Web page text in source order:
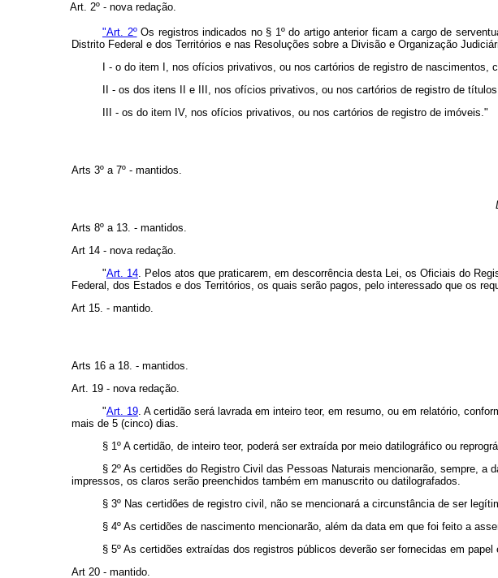
Art. 2º - nova redação.
"Art. 2ºOs registros indicados no § 1º do artigo anterior ficam a cargo de
Distrito Federal e dos Territórios e nas Resoluções sobre a Divisão e Organização
I - o do item I, nos ofícios privativos, ou nos cartórios de registro de nascimentos,
II - os dos itens II e III, nos ofícios privativos, ou nos cartórios de registro de
III - os do item IV, nos ofícios privativos, ou nos cartórios de registro de imóveis."
Arts 3º a 7º - mantidos.
Arts 8º a 13. - mantidos.
Art 14 - nova redação.
"Art. 14. Pelos atos que praticarem, em descorrência desta Lei, os Oficiais do
Federal, dos Estados e dos Territórios, os quais serão pagos, pelo interessado que os
Art 15. - mantido.
Arts 16 a 18. - mantidos.
Art. 19 - nova redação.
"Art. 19. A certidão será lavrada em inteiro teor, em resumo, ou em relatório,
mais de 5 (cinco) dias.
§ 1º A certidão, de inteiro teor, poderá ser extraída por meio datilográfico ou
§ 2º As certidões do Registro Civil das Pessoas Naturais mencionarão, sempre,
impressos, os claros serão preenchidos também em manuscrito ou datilografados.
§ 3º Nas certidões de registro civil, não se mencionará a circunstância de ser
§ 4º As certidões de nascimento mencionarão, além da data em que foi feito a
§ 5º As certidões extraídas dos registros públicos deverão ser fornecidas em
Art 20 - mantido.